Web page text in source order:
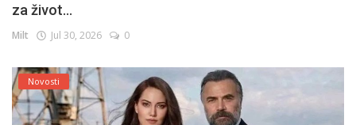
za život...
Milt Jul 30, 2026 0
Novosti